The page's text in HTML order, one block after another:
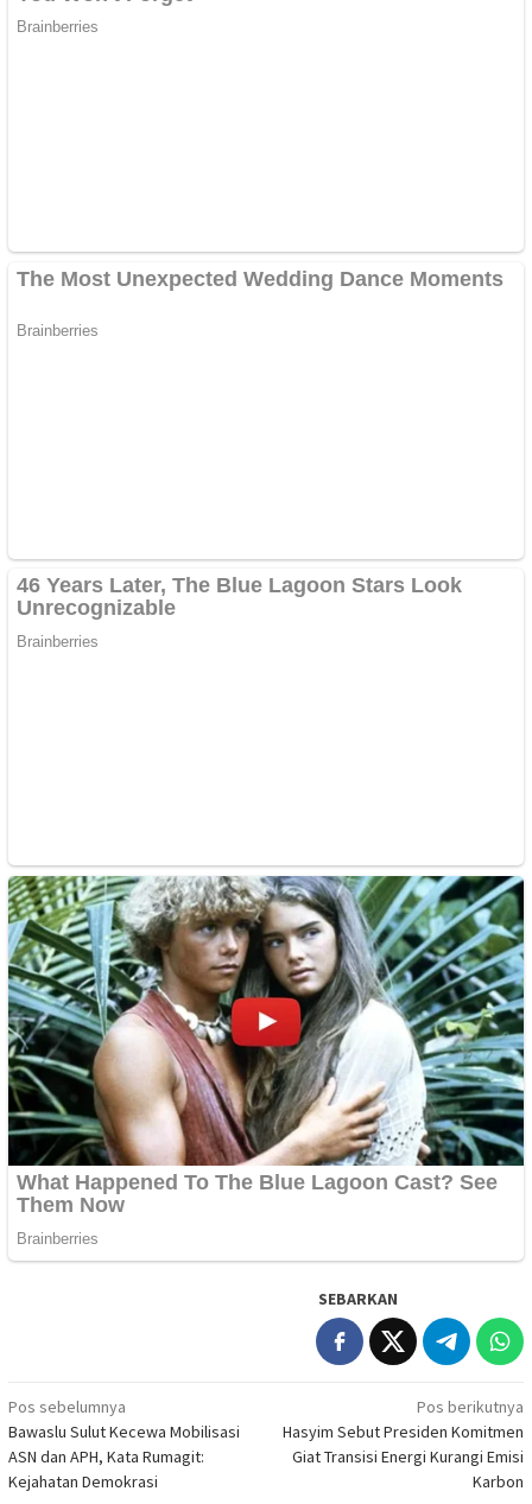
SEBARKAN
Navigasi
pos
Pos sebelumnya
Bawaslu Sulut Kecewa Mobilisasi
ASN dan APH, Kata Rumagit:
Kejahatan Demokrasi
Pos berikutnya
Hasyim Sebut Presiden Komitmen
Giat Transisi Energi Kurangi Emisi
Karbon